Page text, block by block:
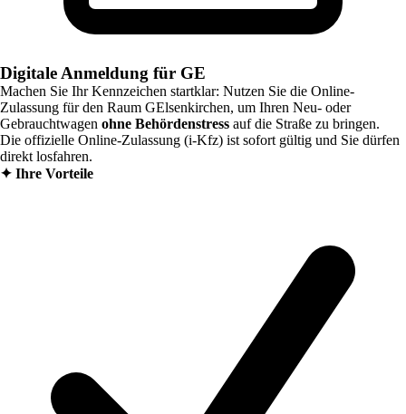
Digitale Anmeldung für GE
Machen Sie Ihr Kennzeichen startklar: Nutzen Sie die Online-
Zulassung für den Raum GElsenkirchen, um Ihren Neu- oder
Gebrauchtwagen ohne Behördenstress auf die Straße zu bringen.
Die offizielle Online-Zulassung (i-Kfz) ist sofort gültig und Sie dürfen
direkt losfahren.
✦ Ihre Vorteile